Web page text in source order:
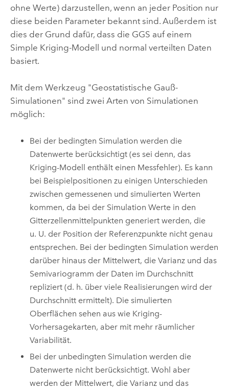
ohne Werte) darzustellen, wenn an jeder Position nur
diese beiden Parameter bekannt sind. Außerdem ist
dies der Grund dafür, dass die GGS auf einem
Simple Kriging-Modell und normal verteilten Daten
basiert.
Mit dem Werkzeug "Geostatistische Gauß-
Simulationen" sind zwei Arten von Simulationen
möglich:
Bei der bedingten Simulation werden die
Datenwerte berücksichtigt (es sei denn, das
Kriging-Modell enthält einen Messfehler). Es kann
bei Beispielpositionen zu einigen Unterschieden
zwischen gemessenen und simulierten Werten
kommen, da bei der Simulation Werte in den
Gitterzellenmittelpunkten generiert werden, die
u. U. der Position der Referenzpunkte nicht genau
entsprechen. Bei der bedingten Simulation werden
darüber hinaus der Mittelwert, die Varianz und das
Semivariogramm der Daten im Durchschnitt
repliziert (d. h. über viele Realisierungen wird der
Durchschnitt ermittelt). Die simulierten
Oberflächen sehen aus wie Kriging-
Vorhersagekarten, aber mit mehr räumlicher
Variabilität.
Bei der unbedingten Simulation werden die
Datenwerte nicht berücksichtigt. Wohl aber
werden der Mittelwert, die Varianz und das